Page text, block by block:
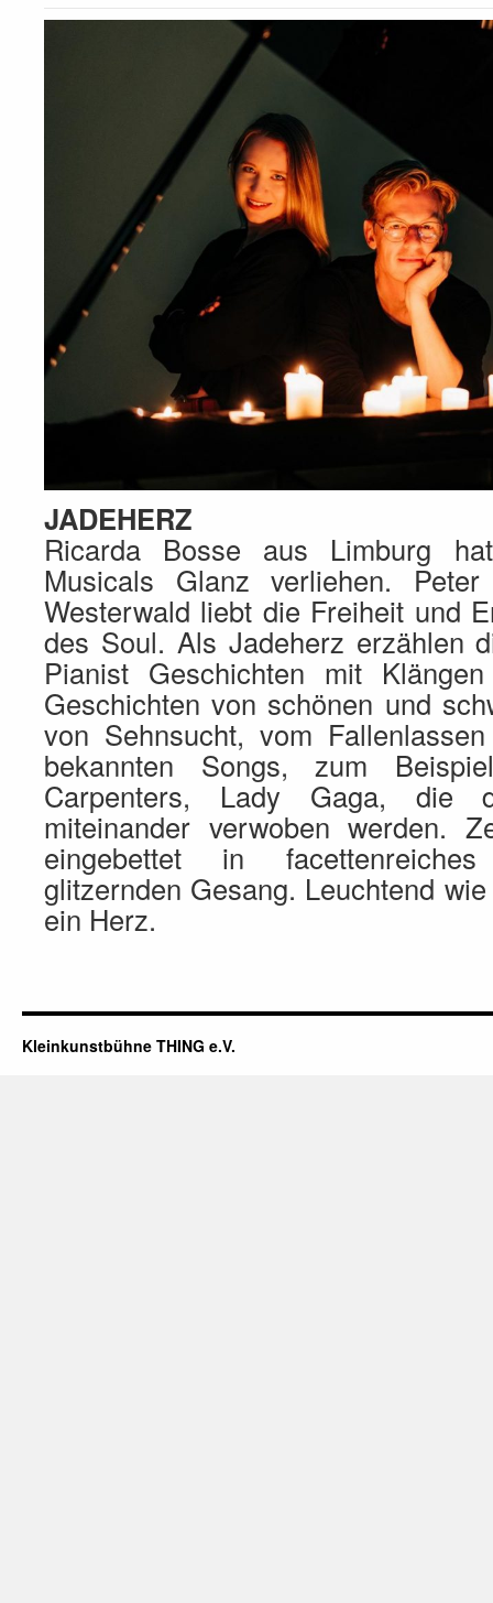
JADEHERZ
Ricarda Bosse aus Limburg
Musicals Glanz verliehen.
Westerwald liebt die Freiheit und
des Soul. Als Jadeherz erzählen
Pianist Geschichten mit
Geschichten von schönen und
von Sehnsucht, vom
bekannten Songs, zum
Carpenters, Lady Gaga, die
miteinander verwoben werden.
eingebettet in
glitzernden Gesang. Leuchtend
ein Herz.
Kleinkunstbühne THING e.V.